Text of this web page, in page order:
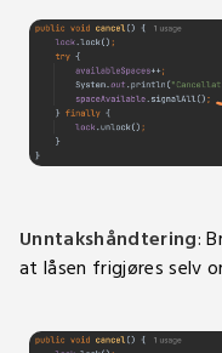
Unntakshåndtering:
at låsen frigjøres selv